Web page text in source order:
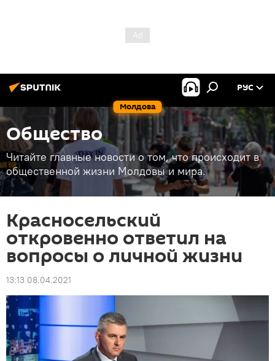
Молдова
РУС
Общество
Читайте главные новости о том, что происходит в
общественной жизни Молдовы и мира.
Красносельский
откровенно ответил на
вопросы о личной жизни
13:13 08.04.2021